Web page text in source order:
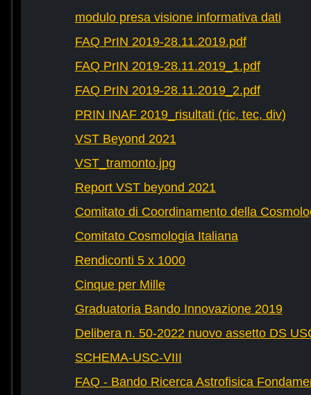
modulo presa visione informativa dati
FAQ PrIN 2019-28.11.2019.pdf
FAQ PrIN 2019-28.11.2019_1.pdf
FAQ PrIN 2019-28.11.2019_2.pdf
PRIN INAF 2019_risultati (ric, tec, div)
VST Beyond 2021
VST_tramonto.jpg
Report VST beyond 2021
Comitato di Coordinamento della
Comitato Cosmologia Italiana
Rendiconti 5 x 1000
Cinque per Mille
Graduatoria Bando Innovazione 2019
Delibera n. 50-2022 nuovo assetto DS
SCHEMA-USC-VIII
FAQ - Bando Ricerca Astrofisica